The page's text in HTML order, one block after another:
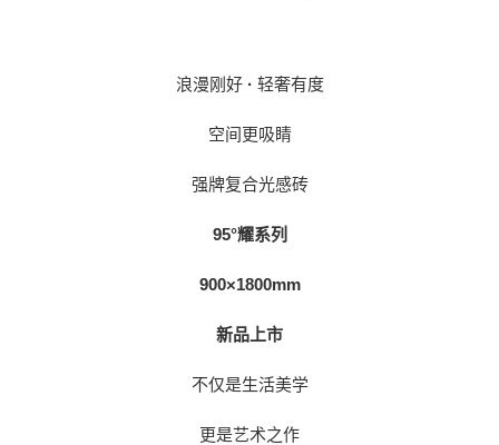
浪漫刚好 · 轻奢有度
空间更吸睛
强牌复合光感砖
95°耀系列
900×1800mm
新品上市
不仅是生活美学
更是艺术之作